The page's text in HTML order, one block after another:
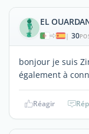
EL
| 30
bonjour je suis
également à
Réagir